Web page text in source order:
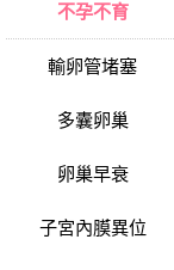
不孕不育
輸卵管堵塞
多囊卵巢
卵巢早衰
子宮內膜異位